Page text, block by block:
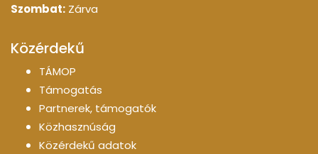
Szombat: Zárva
Közérdekű
TÁMOP
Támogatás
Partnerek, támogatók
Közhasznúság
Közérdekű adatok